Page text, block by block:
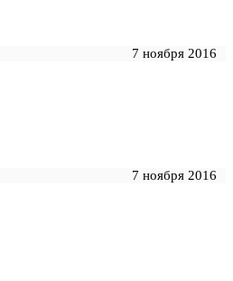
7 ноября 2016
7 ноября 2016